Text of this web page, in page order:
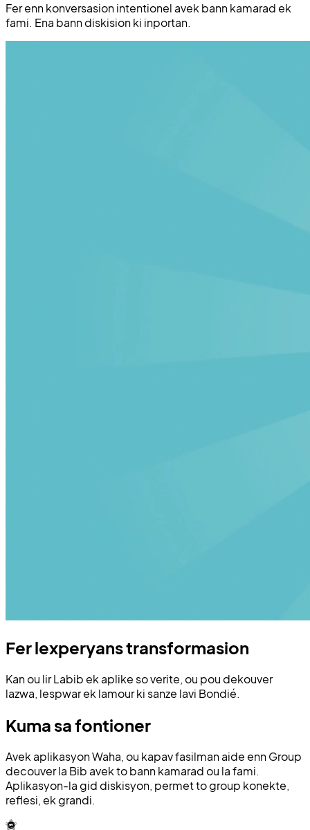
Fer enn konversasion intentionel avek bann kamarad ek
fami. Ena bann diskision ki inportan.
Fer lexperyans transformasion
Kan ou lir Labib ek aplike so verite, ou pou dekouver
lazwa, lespwar ek lamour ki sanze lavi Bondié.
Kuma sa fontioner
Avek aplikasyon Waha, ou kapav fasilman aide enn Group
decouver la Bib avek to bann kamarad ou la fami.
Aplikasyon-la gid diskisyon, permet to group konekte,
reflesi, ek grandi.